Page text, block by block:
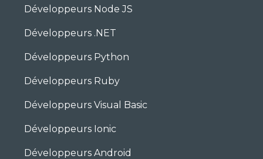
Développeurs Node JS
Développeurs .NET
Développeurs Python
Développeurs Ruby
Développeurs Visual Basic
Développeurs Ionic
Développeurs Android